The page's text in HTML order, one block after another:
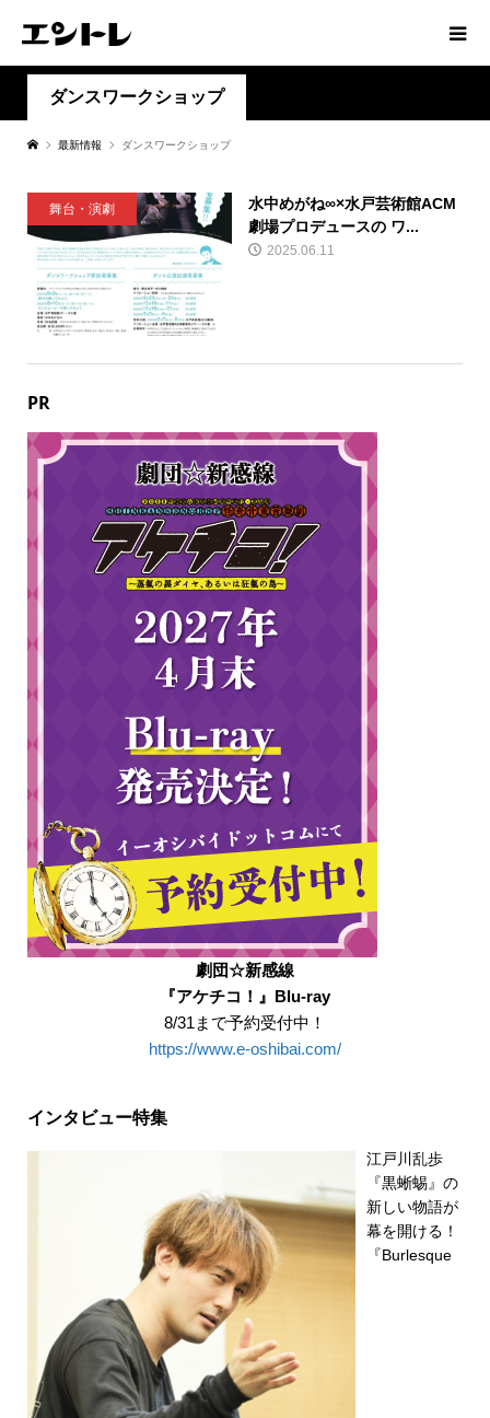
ダンスワークショップ
最新情報 ダンスワークショップ
舞台・演劇
水中めがね∞×水戸芸術館ACM
劇場プロデュースの ワ...
2025.06.11
PR
劇団☆新感線
『アケチコ！』Blu-ray
8/31まで予約受付中！
https://www.e-oshibai.com/
インタビュー特集
江戸川乱歩
『黒蜥蜴』の
新しい物語が
幕を開ける！
『Burlesque